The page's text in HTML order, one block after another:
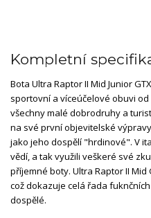
Kompletní
Bota Ultra Raptor II Mid Junior
sportovní a víceúčelové obuvi
všechny malé dobrodruhy a
na své první objevitelské
jako jeho dospělí "hrdinové". V
vědí, a tak využili veškeré své
příjemné boty. Ultra Raptor II
což dokazuje celá řada
dospělé.